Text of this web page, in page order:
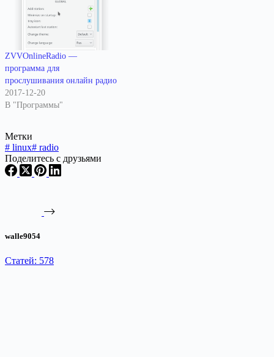
ZVVOnlineRadio —
программа для
прослушивания онлайн радио
2017-12-20
В "Программы"
Метки
# linux# radio
Поделитесь с друзьями
walle9054
Статей: 578